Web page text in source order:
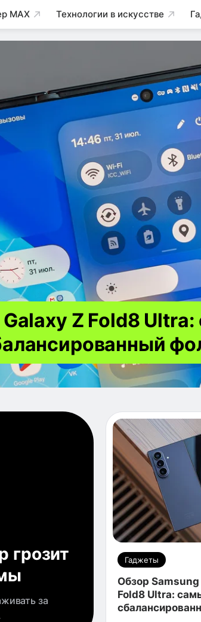
MAX Технологии в искусстве
Z Fold8
грозит
за
Гаджеты
Обзор
Fold8 Ultra: